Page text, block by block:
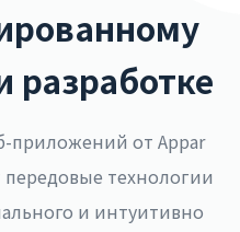
разработке
приложений от Appar
технологии
и интуитивно